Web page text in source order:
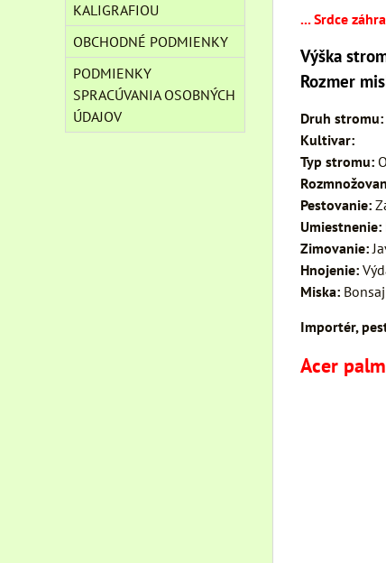
... Srdce
Výška
Rozmer
Druh stromu:
Kultivar:
Typ stromu:
Pestovanie:
Umiestnenie:
Zimovanie:
Hnojenie:
Miska:
Importér,
Acer
KALIGRAFIOU
OBCHODNÉ PODMIENKY
PODMIENKY
SPRACÚVANIA OSOBNÝCH
ÚDAJOV